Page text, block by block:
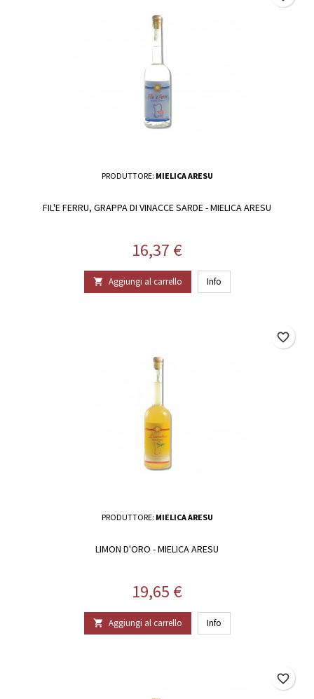
PRODUTTORE: MIELICA ARESU
FIL'E FERRU, GRAPPA DI VINACCE SARDE - MIELICA ARESU
Prezzo
16,37 €
 Aggiungi al carrello Info
PRODUTTORE: MIELICA ARESU
LIMON D'ORO - MIELICA ARESU
Prezzo
19,65 €
 Aggiungi al carrello Info
favorite_border
favorite_border